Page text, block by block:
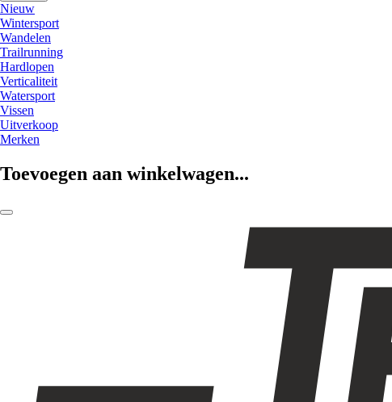
Nieuw
Wintersport
Wandelen
Trailrunning
Hardlopen
Verticaliteit
Watersport
Vissen
Uitverkoop
Merken
Toevoegen aan winkelwagen...